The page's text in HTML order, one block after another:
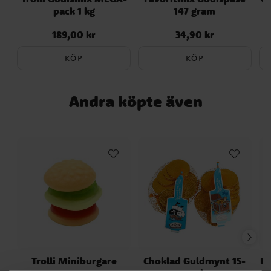
pack 1 kg
Pris:189,00 kr
189,00 kr
KÖP
147 gram
Pris:34,90 kr
34,90 kr
KÖP
Andra köpte även
Trolli Miniburgare
Choklad Guldmynt 15-